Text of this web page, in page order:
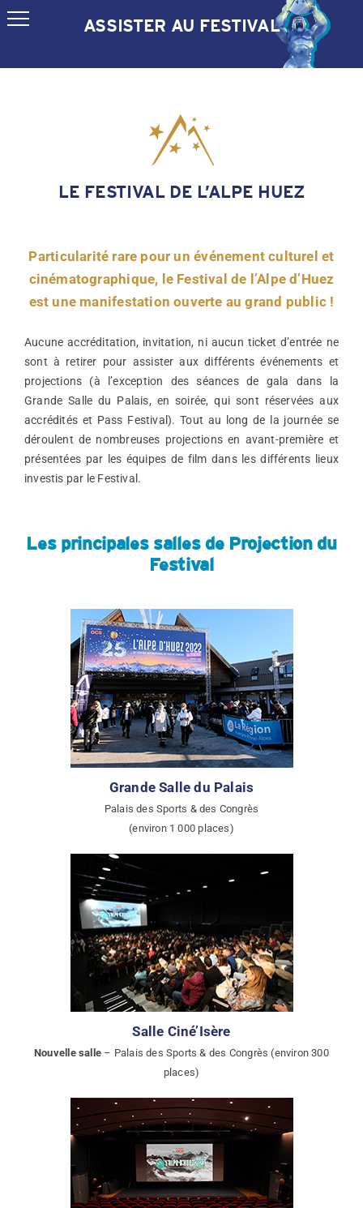
Passer
au
ASSISTER AU FESTIVAL
LE FESTIVAL DE L’ALPE HUEZ
Particularité rare pour un événement culturel et
cinématographique, le Festival de l’Alpe d’Huez
est une manifestation ouverte au grand public !
Aucune accréditation, invitation, ni aucun ticket d’entrée ne
sont à retirer pour assister aux différents événements et
projections (à l’exception des séances de gala dans la
Grande Salle du Palais, en soirée, qui sont réservées aux
accrédités et Pass Festival). Tout au long de la journée se
déroulent de nombreuses projections en avant-première et
présentées par les équipes de film dans les différents lieux
investis par le Festival.
Les principales salles de Projection du
Festival
Grande Salle du Palais
Palais des Sports & des Congrès
(environ 1 000 places)
Salle Ciné’Isère
Nouvelle salle – Palais des Sports & des Congrès (environ 300
places)